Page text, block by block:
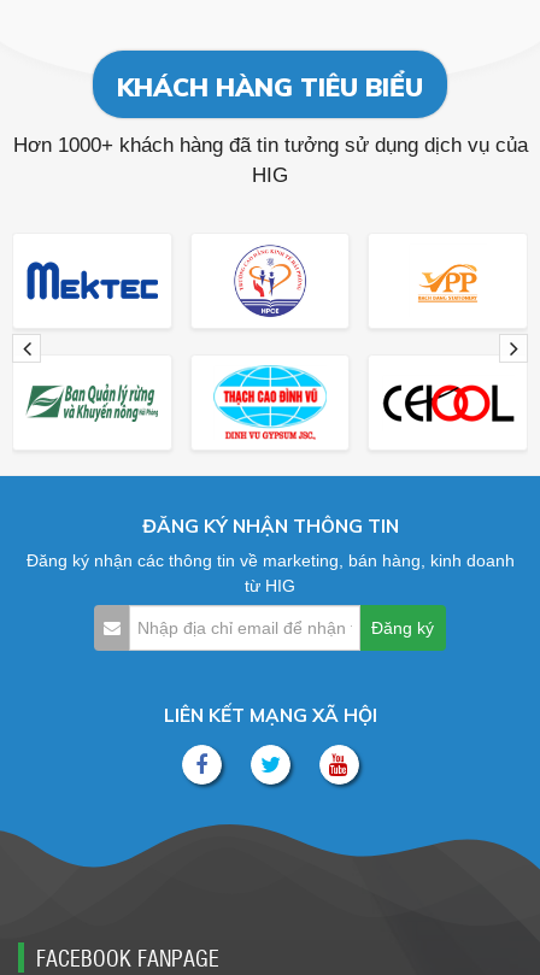
KHÁCH HÀNG TIÊU BIỂU
Hơn 1000+ khách hàng đã tin tưởng sử dụng dịch vụ của
HIG
ĐĂNG KÝ NHẬN THÔNG TIN
Đăng ký nhận các thông tin về marketing, bán hàng, kinh doanh
từ HIG
LIÊN KẾT MẠNG XÃ HỘI
FACEBOOK FANPAGE